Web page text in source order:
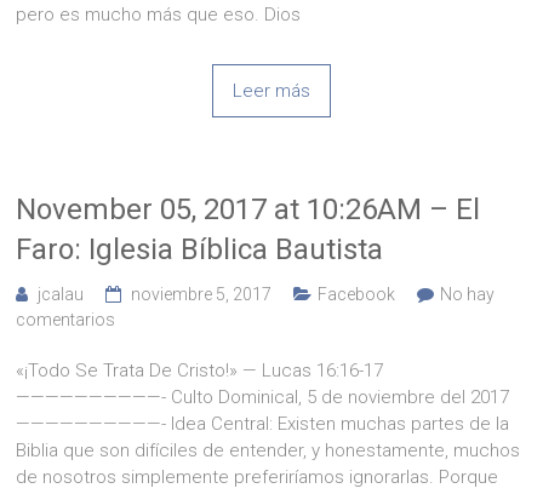
pero es mucho más que eso. Dios
Leer más
November 05, 2017 at 10:26AM – El
Faro: Iglesia Bíblica Bautista
jcalau noviembre 5, 2017 Facebook
No hay
comentarios
«¡Todo Se Trata De Cristo!» — Lucas 16:16-17
——————————- Culto Dominical, 5 de noviembre del 2017
——————————- Idea Central: Existen muchas partes de la
Biblia que son difíciles de entender, y honestamente, muchos
de nosotros simplemente preferiríamos ignorarlas. Porque